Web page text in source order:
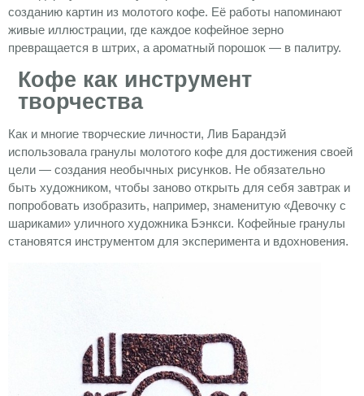
созданию картин из молотого кофе. Её работы напоминают
живые иллюстрации, где каждое кофейное зерно
превращается в штрих, а ароматный порошок — в палитру.
Кофе как инструмент
творчества
Как и многие творческие личности, Лив Барандэй
использовала гранулы молотого кофе для достижения своей
цели — создания необычных рисунков. Не обязательно
быть художником, чтобы заново открыть для себя завтрак и
попробовать изобразить, например, знаменитую «Девочку с
шариками» уличного художника Бэнкси. Кофейные гранулы
становятся инструментом для эксперимента и вдохновения.